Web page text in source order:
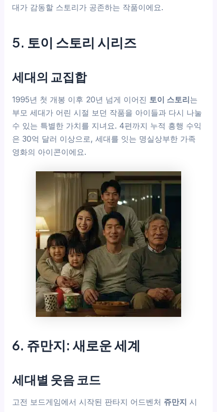
대가 감동할 스토리가 공존하는 작품이에요.
5. 토이 스토리 시리즈
세대의 교집합
1995년 첫 개봉 이후 20년 넘게 이어진 토이 스토리는
부모 세대가 어린 시절 보던 작품을 아이들과 다시 나눌
수 있는 특별한 가치를 지녀요. 4편까지 누적 흥행 수익
은 30억 달러 이상으로, 세대를 잇는 명실상부한 가족
영화의 아이콘이에요.
6. 쥬만지: 새로운 세계
세대별 웃음 코드
고전 보드게임에서 시작된 판타지 어드벤처 쥬만지 시